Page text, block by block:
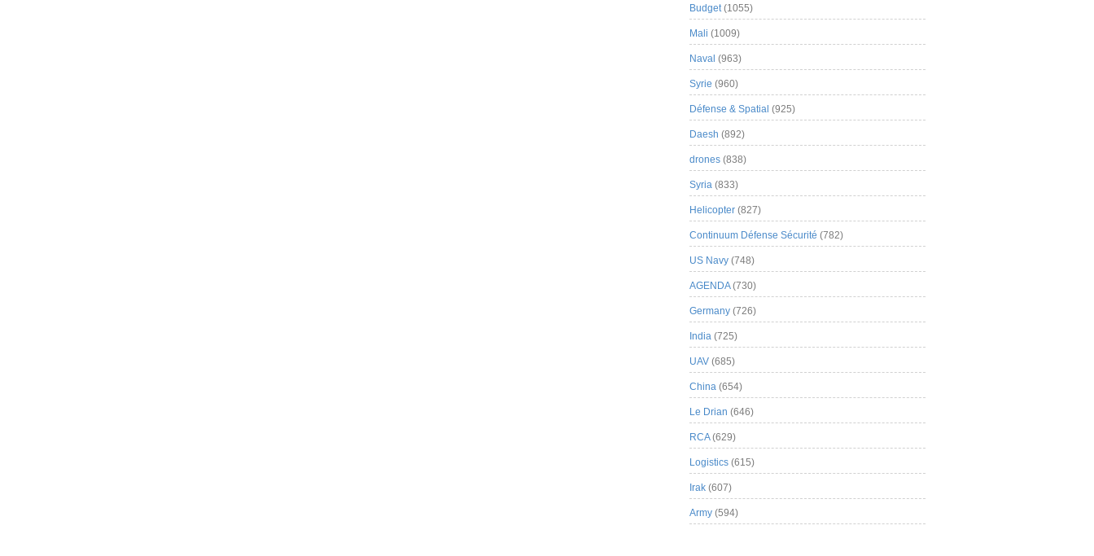
Budget(1055)
Mali (1009)
Naval (963)
Syrie (960)
Défense & Spatial (925)
Daesh (892)
drones (838)
Syria (833)
Helicopter (827)
Continuum Défense Sécurité (782)
US Navy (748)
AGENDA(730)
Germany (726)
India (725)
UAV (685)
China (654)
Le Drian (646)
RCA(629)
Logistics (615)
Irak (607)
Army (594)